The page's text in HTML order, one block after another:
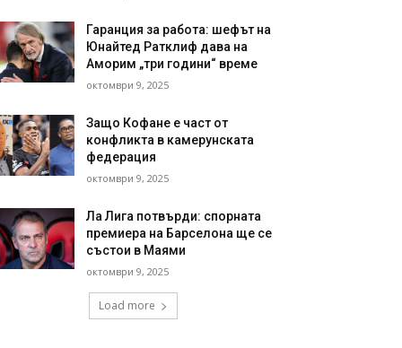
Гаранция за работа: шефът на
Юнайтед Ратклиф дава на
Аморим „три години“ време
октомври 9, 2025
Защо Кофане е част от
конфликта в камерунската
федерация
октомври 9, 2025
Ла Лига потвърди: спорната
премиера на Барселона ще се
състои в Маями
октомври 9, 2025
Load more